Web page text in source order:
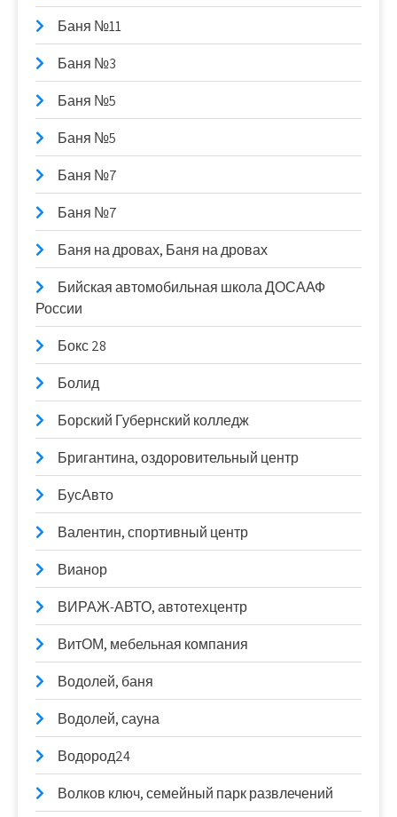
Баня №11
Баня №3
Баня №5
Баня №5
Баня №7
Баня №7
Баня на дровах, Баня на дровах
Бийская автомобильная школа ДОСААФ
России
Бокс 28
Болид
Борский Губернский колледж
Бригантина, оздоровительный центр
БусАвто
Валентин, спортивный центр
Вианор
ВИРАЖ-АВТО, автотехцентр
ВитОМ, мебельная компания
Водолей, баня
Водолей, сауна
Водород24
Волков ключ, семейный парк развлечений